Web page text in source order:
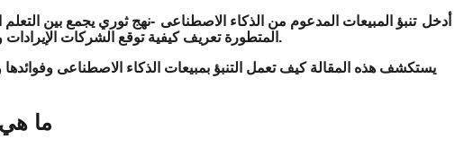
أدخل تنبؤ المبيعات المدعوم من الذكاء الاصطناعى -نهج ثوري يجمع بين التعلم
للغاية. تعيد منصة Saleai المتطورة تعريف كيفية توقع الشركات الإيرادات والتكيف مع تغييرات السوق.
يستكشف هذه المقالة كيف تعمل التنبؤ بمبيعات الذكاء الاصطناعى
ما هي